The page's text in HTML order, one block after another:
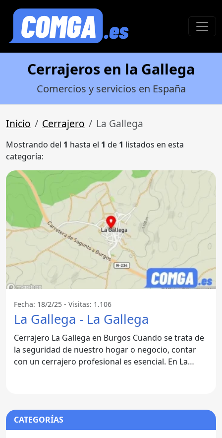
Cerrajeros en la Gallega
Comercios y servicios en España
Inicio Cerrajero La Gallega
Mostrando del 1 hasta el 1 de 1 listados en esta
categoría:
Fecha: 18/2/25 - Visitas: 1.106
La Gallega - La Gallega
Cerrajero La Gallega en Burgos Cuando se trata de
la seguridad de nuestro hogar o negocio, contar
con un cerrajero profesional es esencial. En La
CATEGORÍAS